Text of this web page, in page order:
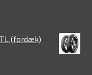
TL (fordæk)